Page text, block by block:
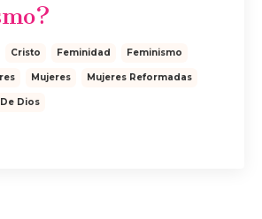
Cristo Feminidad Feminismo
Mujeres Mujeres Reformadas
Dios